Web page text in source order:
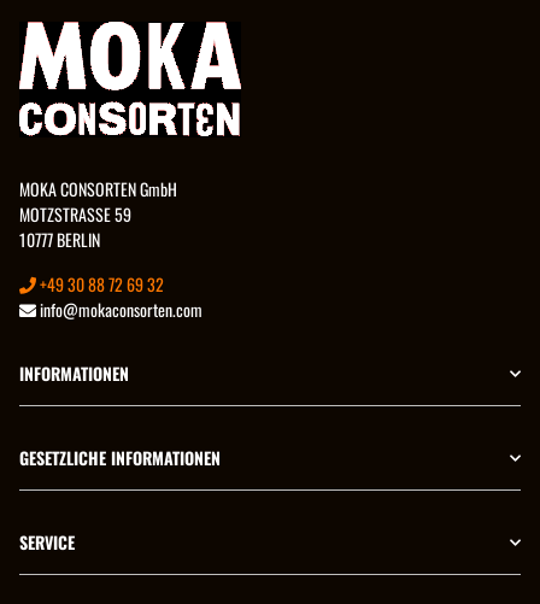
MOKA CONSORTEN GmbH
MOTZSTRASSE 59
10777 BERLIN
+49 30 88 72 69 32
info@mokaconsorten.com
INFORMATIONEN
GESETZLICHE INFORMATIONEN
SERVICE